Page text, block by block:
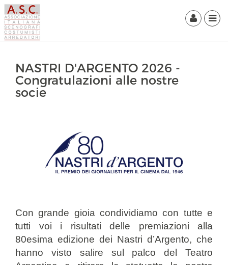
NASTRI D'ARGENTO 2026 -
Congratulazioni alle nostre
socie
Con grande gioia condividiamo con tutte e
tutti voi i risultati delle premiazioni alla
80esima edizione dei Nastri d’Argento, che
hanno visto salire sul palco del Teatro